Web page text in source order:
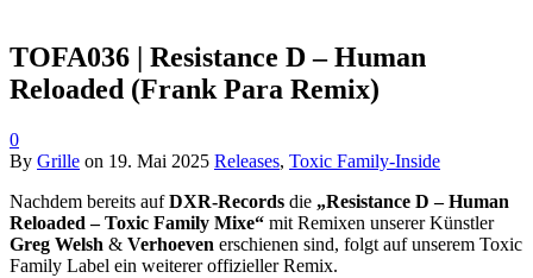
TOFA036 | Resistance D – Human
Reloaded (Frank Para Remix)
0
By Grille on 19. Mai 2025 Releases, Toxic Family-Inside
Nachdem bereits aufDXR-Records die „Resistance D – Human
Reloaded – Toxic Family Mixe“ mit Remixen unserer Künstler
Greg Welsh & Verhoeven erschienen sind, folgt auf unserem Toxic
Family Label ein weiterer offizieller Remix.